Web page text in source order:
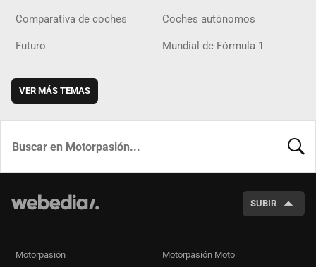
Comparativa de coches Coches autónomos
Futuro Mundial de Fórmula 1
VER MÁS TEMAS
SUBIR
Motorpasión Motorpasión Moto